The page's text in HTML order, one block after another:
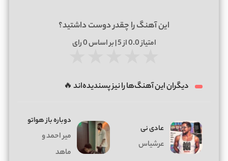
این آهنگ را چقدر دوست داشتید؟
امتیاز0.0از 5 | بر اساس 0رای
دیگران این آهنگ‌ها را نیز پسندیده‌اند 🔥
عادی نی
عرشیاس
دوباره باز هواتو
میر احمد و
ماهد